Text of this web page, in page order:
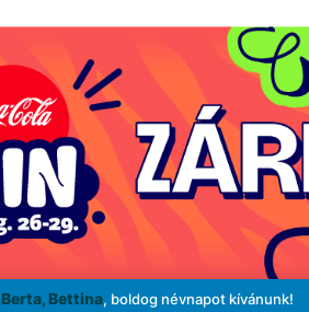
Berta, Bettina, boldog névnapot kívánunk!